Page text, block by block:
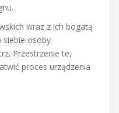
wraz z ich bogatą
siebie osoby
Przestrzenie te,
proces urządzenia